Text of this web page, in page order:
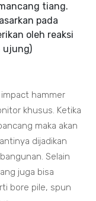
tiang.
pada
oleh reaksi
ujung)
hammer
khusus. Ketika
maka akan
dijadikan
Selain
juga bisa
bore pile, spun